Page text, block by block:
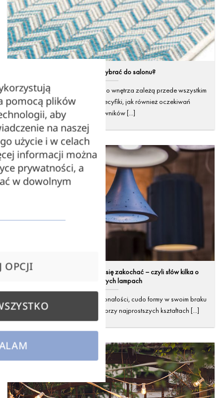
Jaki dywan wybrać do salonu?
Możliwości aranżacyjne danego wnętrza zależą przede wszystkim
od jego indywidualnej specyfiki, jak również oczekiwań
domowników [...]
Surowy styl, w którym można się zakochać – czyli słów kilka o
betonowych lampach
Doskonałość w swojej niedoskonałości, cudo formy w swoim braku
idealizacji, niezwykły kunszt przy najprostszych kształtach [...]
pomocą plików
aby
na naszej
użycie i w celach
informacji można
prywatności, a
w dowolnym
OPCJI